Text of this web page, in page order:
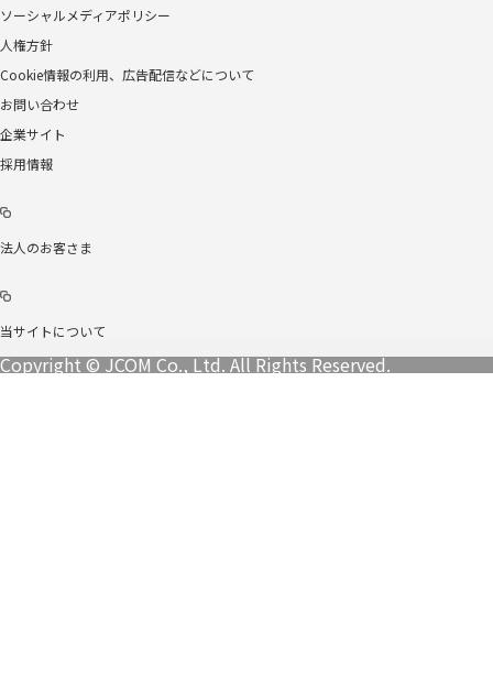
ソーシャルメディアポリシー
人権方針
Cookie情報の利用、広告配信などについて
お問い合わせ
企業サイト
採用情報
法人のお客さま
当サイトについて
Copyright © JCOM Co., Ltd. All Rights Reserved.